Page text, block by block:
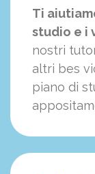
Ti
studio e i
nostri
altri bes
piano di